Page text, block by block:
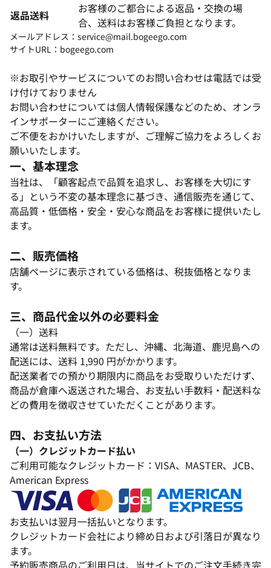
返品送料
お客様のご都合による返品・交換の場
合、送料はお客様ご負担となります。
メールアドレス：service@mail.bogeego.com
サイトURL：bogeego.com
※お取引やサービスについてのお問い合わせは電話では受
け付けておりません
お問い合わせについては個人情報保護などのため、オンラ
インサポーターにご連絡ください。
ご不便をおかけいたしますが、ご理解ご協力をよろしくお
願いいたします。
一、基本理念​
当社は、「顧客起点で品質を追求し、お客様を大切にす
る」という不変の基本理念に基づき、通信販売を通じて、
高品質・低価格・安全・安心な商品をお客様に提供いたし
ます。​
二、販売価格​
店舗ページに表示されている価格は、税抜価格となりま
す。​
三、商品代金以外の必要料金
（一）送料​
通常は送料無料です。ただし、沖縄、北海道、鹿児島への
配送には、送料 1,990 円がかかります。​
配送業者での預かり期限内に商品をお受取りいただけず、
商品が倉庫へ返送された場合、お支払い手数料・配送料な
どの費用を徴収させていただくことがあります。​
四、お支払い方法​
（一）クレジットカード払い​
ご利用可能なクレジットカード：VISA、MASTER、JCB、
American Express​
お支払いは翌月一括払いとなります。​
クレジットカード会社により締め日および引落日が異なり
ます。​
予約販売商品のご利用日は、当サイトでのご注文手続き完